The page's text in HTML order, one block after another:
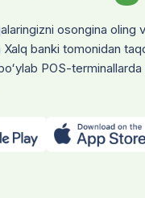
2024-yil 11-
2024-yil 31-
(pasport/ID-karta)
tiklashda davlat boji
osongina oling
banki tomonidan
POS-